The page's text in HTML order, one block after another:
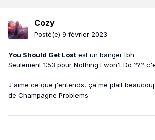
Cozy
Posté(e) 9 février 2023
You Should Get Lostest un banger tbh
Seulement 1:53 pour Nothing I won't Do ???
J'aime ce que j'entends, ça me plait
de Champagne Problems